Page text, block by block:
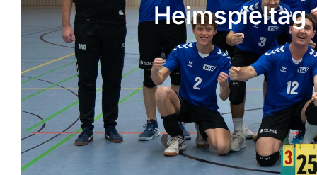
Heimspieltag